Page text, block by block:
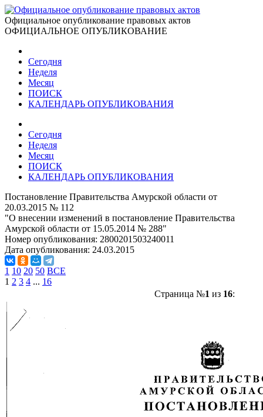
Официальное опубликование правовых актов
ОФИЦИАЛЬНОЕ ОПУБЛИКОВАНИЕ
Сегодня
Неделя
Месяц
ПОИСК
КАЛЕНДАРЬ ОПУБЛИКОВАНИЯ
Сегодня
Неделя
Месяц
ПОИСК
КАЛЕНДАРЬ ОПУБЛИКОВАНИЯ
Постановление Правительства Амурской области от
20.03.2015 № 112
"О внесении изменений в постановление Правительства
Амурской области от 15.05.2014 № 288"
Номер опубликования: 2800201503240011
Дата опубликования: 24.03.2015
1 10 20 50 ВСЕ
1 2 3 4 ... 16
Страница №1 из 16: